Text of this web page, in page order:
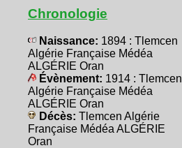
Chronologie
Naissance: 1894 : Tlemcen
Algérie Française Médéa
ALGÉRIE Oran
Évènement: 1914 : Tlemcen
Algérie Française Médéa
ALGÉRIE Oran
Décès: Tlemcen Algérie
Française Médéa ALGÉRIE
Oran